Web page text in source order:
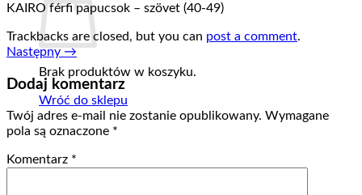
Brak produktów w koszyku.
Wróć do sklepu
KAIRO férfi papucsok – szövet (40-49)
Trackbacks are closed, but you can post a comment.
Następny→
Dodaj komentarz
Twój adres e-mail nie zostanie opublikowany. Wymagane
pola są oznaczone *
Komentarz *